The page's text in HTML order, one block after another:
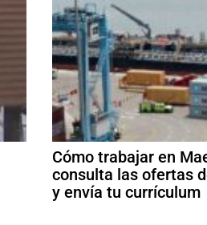
Cómo trabajar en
consulta las ofertas
y envía tu currículum